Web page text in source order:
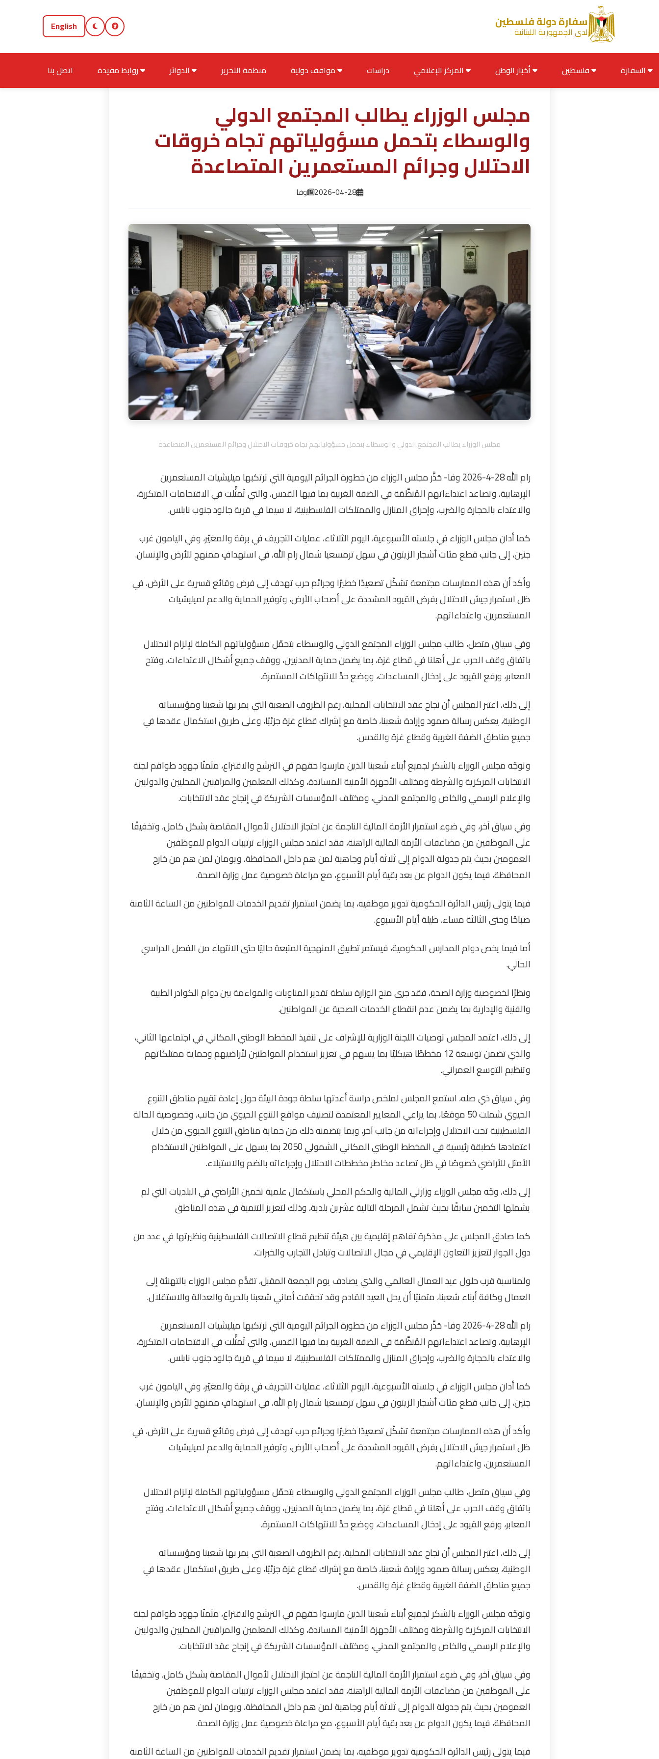
سفارة دولة فلسطين
لدى الجمهورية اللبنانية English
دراسات منظمة التحرير اتصل بنا
مجلس الوزراء يطالب المجتمع الدولي
والوسطاء بتحمل مسؤولياتهم تجاه خروقات
الاحتلال وجرائم المستعمرين المتصاعدة
2026-04-28 وفا
مجلس الوزراء يطالب المجتمع الدولي والوسطاء بتحمل مسؤولياتهم تجاه خروقات الاحتلال وجرائم المستعمرين المتصاعدة
رام الله 28-4-2026 وفا- حَذَّر مجلس الوزراء من خطورة الجرائم اليومية التي ترتكبها ميليشيات المستعمرين
الإرهابية، وتصاعد اعتداءاتهم المُنظَّمَة في الضفة الغربية بما فيها القدس، والتي تَمثَّلت في الاقتحامات المتكررة،
والاعتداء بالحجارة والضرب، وإحراق المنازل والممتلكات الفلسطينية، لا سيما في قرية جالود جنوب نابلس.
كما أدان مجلس الوزراء في جلسته الأسبوعية، اليوم الثلاثاء، عمليات التجريف في برقة والمغيّر، وفي اليامون غرب
جنين، إلى جانب قطع مئات أشجار الزيتون في سهل ترمسعيا شمال رام الله، في استهدافٍ ممنهج للأرض والإنسان.
وأكد أن هذه الممارسات مجتمعة تشكّل تصعيدًا خطيرًا وجرائم حرب تهدف إلى فرض وقائع قسرية على الأرض، في
ظل استمرار جيش الاحتلال بفرض القيود المشددة على أصحاب الأرض، وتوفير الحماية والدعم لميليشيات
المستعمرين، واعتداءاتهم.
وفي سياق متصل، طالب مجلس الوزراء المجتمع الدولي والوسطاء بتحمّل مسؤولياتهم الكاملة لإلزام الاحتلال
باتفاق وقف الحرب على أهلنا في قطاع غزة، بما يضمن حماية المدنيين، ووقف جميع أشكال الاعتداءات، وفتح
المعابر، ورفع القيود على إدخال المساعدات، ووضع حدٍّ للانتهاكات المستمرة.
إلى ذلك، اعتبر المجلس أن نجاح عقد الانتخابات المحلية، رغم الظروف الصعبة التي يمر بها شعبنا ومؤسساته
الوطنية، يعكس رسالة صمود وإرادة شعبنا، خاصة مع إشراك قطاع غزة جزئيًا، وعلى طريق استكمال عقدها في
جميع مناطق الضفة الغربية وقطاع غزة والقدس.
وتوجّه مجلس الوزراء بالشكر لجميع أبناء شعبنا الذين مارسوا حقهم في الترشح والاقتراع، مثمنًا جهود طواقم لجنة
الانتخابات المركزية والشرطة ومختلف الأجهزة الأمنية المساندة، وكذلك المعلمين والمراقبين المحليين والدوليين
والإعلام الرسمي والخاص والمجتمع المدني، ومختلف المؤسسات الشريكة في إنجاح عقد الانتخابات.
وفي سياق آخر، وفي ضوء استمرار الأزمة المالية الناجمة عن احتجاز الاحتلال لأموال المقاصة بشكل كامل، وتخفيفًا
على الموظفين من مضاعفات الأزمة المالية الراهنة، فقد اعتمد مجلس الوزراء ترتيبات الدوام للموظفين
العمومين بحيث يتم جدولة الدوام إلى ثلاثة أيام وجاهية لمن هم داخل المحافظة، ويومان لمن هم من خارج
المحافظة، فيما يكون الدوام عن بعد بقية أيام الأسبوع، مع مراعاة خصوصية عمل وزارة الصحة.
فيما يتولى رئيس الدائرة الحكومية تدوير موظفيه، بما يضمن استمرار تقديم الخدمات للمواطنين من الساعة الثامنة
صباحًا وحتى الثالثة مساء، طيلة أيام الأسبوع.
أما فيما يخص دوام المدارس الحكومية، فيستمر تطبيق المنهجية المتبعة حاليًا حتى الانتهاء من الفصل الدراسي
الحالي.
ونظرًا لخصوصية وزارة الصحة، فقد جرى منح الوزارة سلطة تقدير المناوبات والمواءمة بين دوام الكوادر الطبية
والفنية والإدارية بما يضمن عدم انقطاع الخدمات الصحية عن المواطنين.
إلى ذلك، اعتمد المجلس توصيات اللجنة الوزارية للإشراف على تنفيذ المخطط الوطني المكاني في اجتماعها الثاني،
والذي تضمن توسعة 12 مخططًا هيكليًا بما يسهم في تعزيز استخدام المواطنين لأراضيهم وحماية ممتلكاتهم
وتنظيم التوسع العمراني.
وفي سياق ذي صله، استمع المجلس لملخص دراسة أعدتها سلطة جودة البيئة حول إعادة تقييم مناطق التنوع
الحيوي شملت 50 موقعًا، بما يراعي المعايير المعتمدة لتصنيف مواقع التنوع الحيوي من جانب، وخصوصية الحالة
الفلسطينية تحت الاحتلال وإجراءاته من جانب آخر، وبما يتضمنه ذلك من حماية مناطق التنوع الحيوي من خلال
اعتمادها كطبقة رئيسية في المخطط الوطني المكاني الشمولي 2050 بما يسهل على المواطنين الاستخدام
الأمثل للأراضي خصوصًا في ظل تصاعد مخاطر مخططات الاحتلال وإجراءاته بالضم والاستيلاء.
إلى ذلك، وجّه مجلس الوزراء وزارتي المالية والحكم المحلي باستكمال علمية تخمين الأراضي في البلديات التي لم
يشملها التخمين سابقًا بحيث تشمل المرحلة التالية عشرين بلدية، وذلك لتعزيز التنمية في هذه المناطق
كما صادق المجلس على مذكرة تفاهم إقليمية بين هيئة تنظيم قطاع الاتصالات الفلسطينية ونظيرتها في عدد من
دول الجوار لتعزيز التعاون الإقليمي في مجال الاتصالات وتبادل التجارب والخبرات.
ولمناسبة قرب حلول عيد العمال العالمي والذي يصادف يوم الجمعة المقبل، تقدَّم مجلس الوزراء بالتهنئة إلى
العمال وكافة أبناء شعبنا، متمنيًا أن يحل العيد القادم وقد تحققت أماني شعبنا بالحرية والعدالة والاستقلال.
رام الله 28-4-2026 وفا- حَذَّر مجلس الوزراء من خطورة الجرائم اليومية التي ترتكبها ميليشيات المستعمرين
الإرهابية، وتصاعد اعتداءاتهم المُنظَّمَة في الضفة الغربية بما فيها القدس، والتي تَمثَّلت في الاقتحامات المتكررة،
والاعتداء بالحجارة والضرب، وإحراق المنازل والممتلكات الفلسطينية، لا سيما في قرية جالود جنوب نابلس.
كما أدان مجلس الوزراء في جلسته الأسبوعية، اليوم الثلاثاء، عمليات التجريف في برقة والمغيّر، وفي اليامون غرب
جنين، إلى جانب قطع مئات أشجار الزيتون في سهل ترمسعيا شمال رام الله، في استهدافٍ ممنهج للأرض والإنسان.
وأكد أن هذه الممارسات مجتمعة تشكّل تصعيدًا خطيرًا وجرائم حرب تهدف إلى فرض وقائع قسرية على الأرض، في
ظل استمرار جيش الاحتلال بفرض القيود المشددة على أصحاب الأرض، وتوفير الحماية والدعم لميليشيات
المستعمرين، واعتداءاتهم.
وفي سياق متصل، طالب مجلس الوزراء المجتمع الدولي والوسطاء بتحمّل مسؤولياتهم الكاملة لإلزام الاحتلال
باتفاق وقف الحرب على أهلنا في قطاع غزة، بما يضمن حماية المدنيين، ووقف جميع أشكال الاعتداءات، وفتح
المعابر، ورفع القيود على إدخال المساعدات، ووضع حدٍّ للانتهاكات المستمرة.
إلى ذلك، اعتبر المجلس أن نجاح عقد الانتخابات المحلية، رغم الظروف الصعبة التي يمر بها شعبنا ومؤسساته
الوطنية، يعكس رسالة صمود وإرادة شعبنا، خاصة مع إشراك قطاع غزة جزئيًا، وعلى طريق استكمال عقدها في
جميع مناطق الضفة الغربية وقطاع غزة والقدس.
وتوجّه مجلس الوزراء بالشكر لجميع أبناء شعبنا الذين مارسوا حقهم في الترشح والاقتراع، مثمنًا جهود طواقم لجنة
الانتخابات المركزية والشرطة ومختلف الأجهزة الأمنية المساندة، وكذلك المعلمين والمراقبين المحليين والدوليين
والإعلام الرسمي والخاص والمجتمع المدني، ومختلف المؤسسات الشريكة في إنجاح عقد الانتخابات.
وفي سياق آخر، وفي ضوء استمرار الأزمة المالية الناجمة عن احتجاز الاحتلال لأموال المقاصة بشكل كامل، وتخفيفًا
على الموظفين من مضاعفات الأزمة المالية الراهنة، فقد اعتمد مجلس الوزراء ترتيبات الدوام للموظفين
العمومين بحيث يتم جدولة الدوام إلى ثلاثة أيام وجاهية لمن هم داخل المحافظة، ويومان لمن هم من خارج
المحافظة، فيما يكون الدوام عن بعد بقية أيام الأسبوع، مع مراعاة خصوصية عمل وزارة الصحة.
فيما يتولى رئيس الدائرة الحكومية تدوير موظفيه، بما يضمن استمرار تقديم الخدمات للمواطنين من الساعة الثامنة